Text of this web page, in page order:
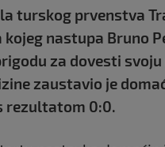
turskog prvenstva
nastupa Bruno
za dovesti
zaustavio je
rezultatom 0:0.